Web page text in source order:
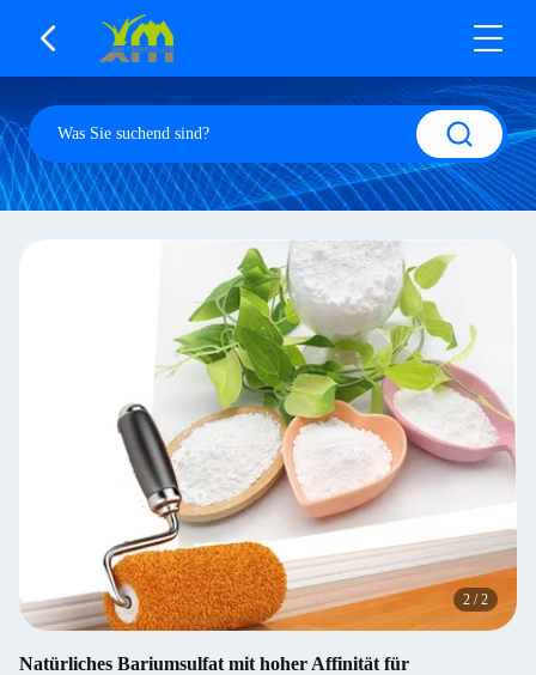
2 /2
Natürliches Bariumsulfat mit hoher Affinität für